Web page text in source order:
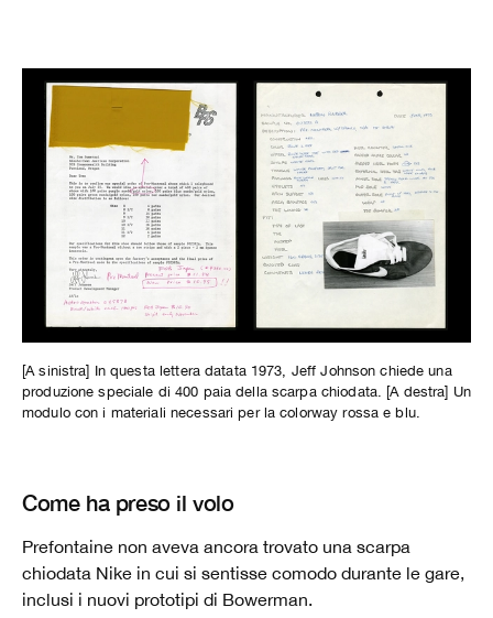
[A sinistra] In questa lettera datata 1973, Jeff Johnson chiede una
produzione speciale di 400 paia della scarpa chiodata. [A destra] Un
modulo con i materiali necessari per la colorway rossa e blu.
Come ha preso il volo
Prefontaine non aveva ancora trovato una scarpa
chiodata Nike in cui si sentisse comodo durante le gare,
inclusi i nuovi prototipi di Bowerman.